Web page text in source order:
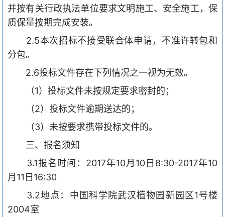
并按有关行政执法单位要求文明施工、安全施工，保
质保量按期完成安装。
2.5本次招标不接受联合体申请，不准许转包和
分包。
2.6投标文件存在下列情况之一视为无效。
（1）投标文件未按规定要求密封的；
（2）投标文件逾期送达的；
（3）未按要求携带投标文件的。
三、报名须知
3.1报名时间： 2017年10月 10日 8:30-2017年10
月 11 日16:30
3.2地点：中国科学院武汉植物园新园区1号楼
2004室